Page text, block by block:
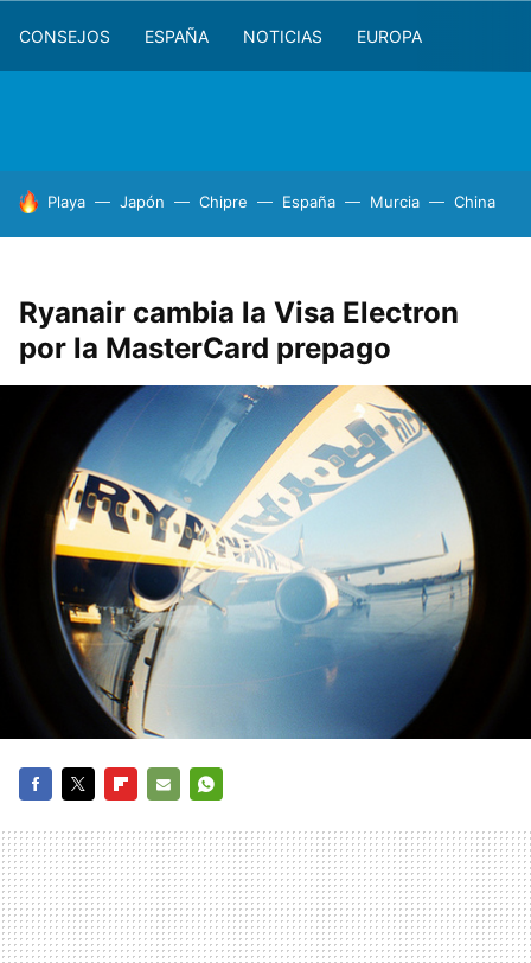
CONSEJOS ESPAÑA NOTICIAS EUROPA
HOY SE HABLA DE
Playa Japón Chipre España Murcia China
Ryanair cambia la Visa Electron
por la MasterCard prepago
MAIL